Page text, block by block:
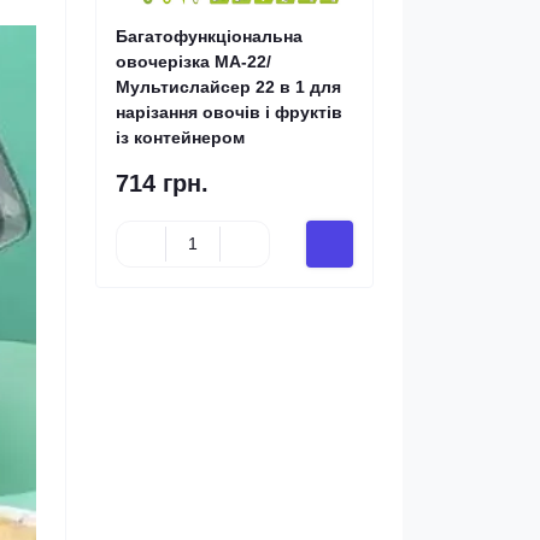
Багатофункціональна
овочерізка MA-22/
Мультислайсер 22 в 1 для
нарізання овочів і фруктів
із контейнером
714 грн.